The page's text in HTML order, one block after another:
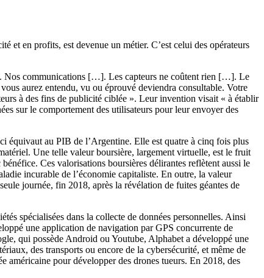
et en profits, est devenue un métier. C’est celui des opérateurs
Nos communications […]. Les capteurs ne coûtent rien […]. Le
aurez entendu, vu ou éprouvé deviendra consultable. Votre
à des fins de publicité ciblée ». Leur invention visait « à établir
sur le comportement des utilisateurs pour leur envoyer des
équivaut au PIB de l’Argentine. Elle est quatre à cinq fois plus
Une telle valeur boursière, largement virtuelle, est le fruit
Ces valorisations boursières délirantes reflètent aussi le
incurable de l’économie capitaliste. En outre, la valeur
journée, fin 2018, après la révélation de fuites géantes de
spécialisées dans la collecte de données personnelles. Ainsi
une application de navigation par GPS concurrente de
qui possède Android ou Youtube, Alphabet a développé une
des transports ou encore de la cybersécurité, et même de
américaine pour développer des drones tueurs. En 2018, des